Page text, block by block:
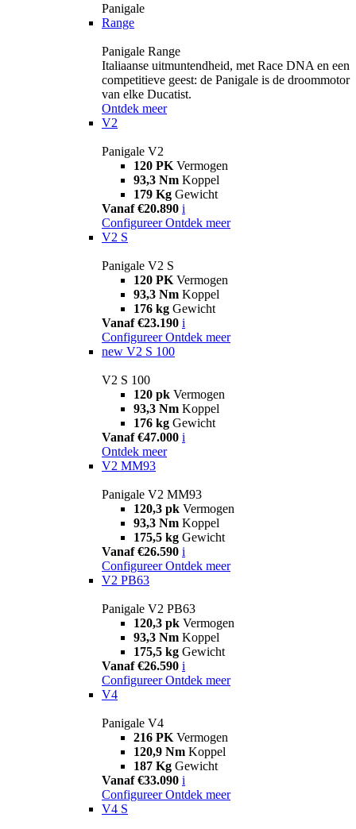
Panigale
Range
Panigale Range
Italiaanse uitmuntendheid, met Race DNA en een
competitieve geest: de Panigale is de droommotor
van elke Ducatist.
Ontdek meer
V2
Panigale V2
120 PK Vermogen
93,3 Nm Koppel
179 Kg Gewicht
Vanaf €20.890 i
Configureer Ontdek meer
V2 S
Panigale V2 S
120 PK Vermogen
93,3 Nm Koppel
176 kg Gewicht
Vanaf €23.190 i
Configureer Ontdek meer
new V2 S 100
V2 S 100
120 pk Vermogen
93,3 Nm Koppel
176 kg Gewicht
Vanaf €47.000 i
Ontdek meer
V2 MM93
Panigale V2 MM93
120,3 pk Vermogen
93,3 Nm Koppel
175,5 kg Gewicht
Vanaf €26.590 i
Configureer Ontdek meer
V2 PB63
Panigale V2 PB63
120,3 pk Vermogen
93,3 Nm Koppel
175,5 kg Gewicht
Vanaf €26.590 i
Configureer Ontdek meer
V4
Panigale V4
216 PK Vermogen
120,9 Nm Koppel
187 Kg Gewicht
Vanaf €33.090 i
Configureer Ontdek meer
V4 S